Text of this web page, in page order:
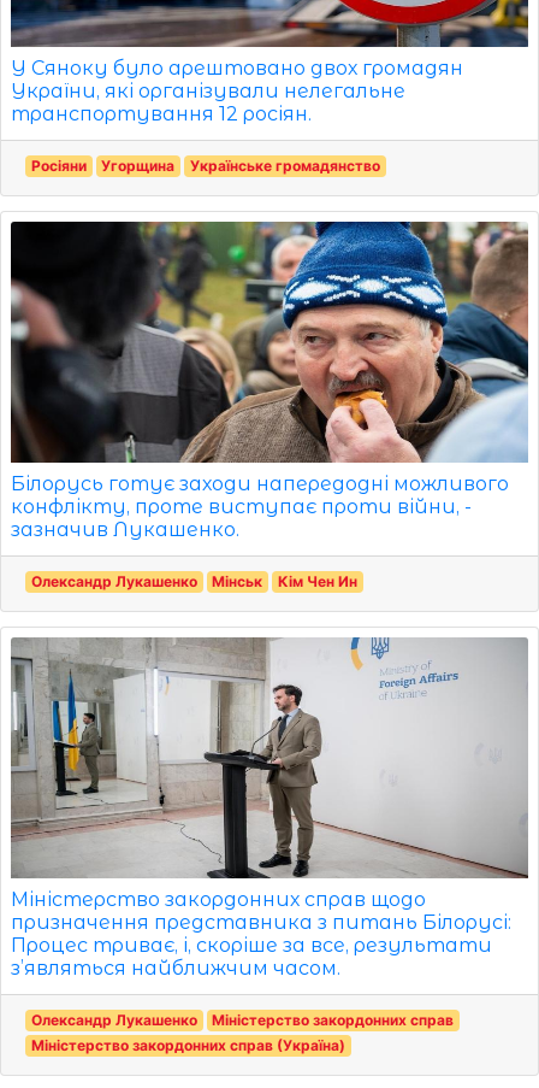
У Сяноку було арештовано двох громадян
України, які організували нелегальне
транспортування 12 росіян.
Росіяни Угорщина Українське громадянство
Білорусь готує заходи напередодні можливого
конфлікту, проте виступає проти війни, -
зазначив Лукашенко.
Олександр Лукашенко Мінськ Кім Чен Ин
Міністерство закордонних справ щодо
призначення представника з питань Білорусі:
Процес триває, і, скоріше за все, результати
з’являться найближчим часом.
Олександр Лукашенко
Міністерство закордонних справ
Міністерство закордонних справ (Україна)